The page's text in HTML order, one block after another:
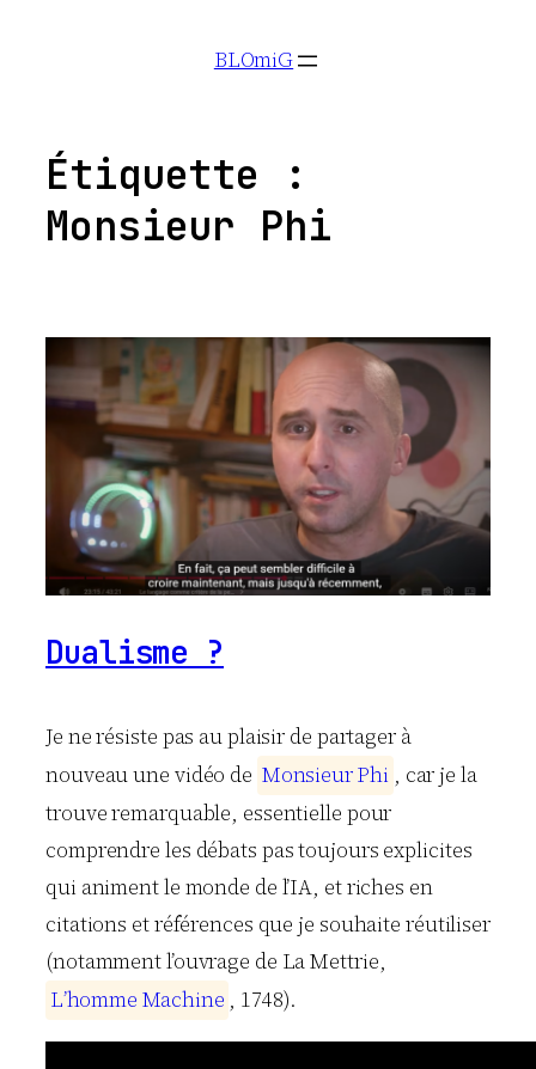
BLOmiG
Étiquette :
Monsieur Phi
Dualisme ?
Je ne résiste pas au plaisir de partager à
nouveau une vidéo de MonsieurPhi , car je la
trouve remarquable, essentielle pour
comprendre les débats pas toujours explicites
qui animent le monde de l’IA, et riches en
citations et références que je souhaite réutiliser
(notamment l’ouvrage de La Mettrie,
L’homme Machine , 1748).